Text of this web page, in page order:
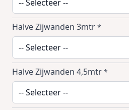
Halve Zijwanden 3mtr *
Halve Zijwanden 4,5mtr *